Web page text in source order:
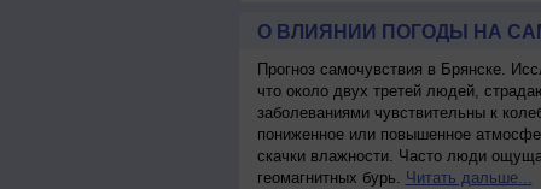
О ВЛИЯНИИ ПОГОДЫ НА
Прогноз самочувствия в Брянске.
что около двух третей людей,
заболеваниями чувствительны к
пониженное или повышенное
скачки влажности. Часто люди
геомагнитных бурь. Читать дальше...